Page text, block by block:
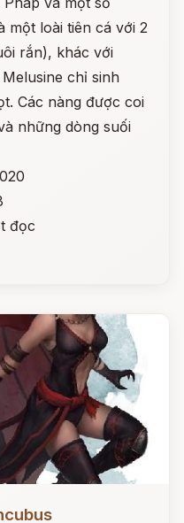
một loài tiên cá với 2
rắn), khác với
chỉ sinh
Các nàng được coi
những dòng suối
đọc